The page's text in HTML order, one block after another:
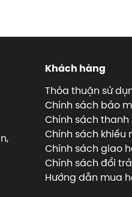
Khách hàng
Thỏa thuận sử
Chính sách bảo
Chính sách thanh
Chính sách khiếu
Chính sách giao
Chính sách đổi trả
Hướng dẫn mua